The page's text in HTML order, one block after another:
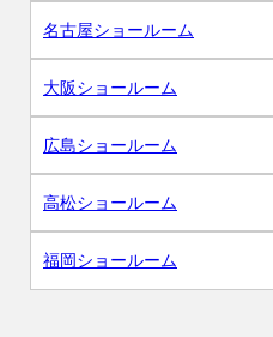
名古屋ショールーム
大阪ショールーム
広島ショールーム
高松ショールーム
福岡ショールーム